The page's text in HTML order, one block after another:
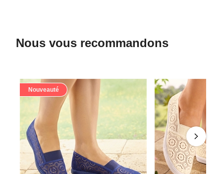
Nous vous recommandons
Nouveauté